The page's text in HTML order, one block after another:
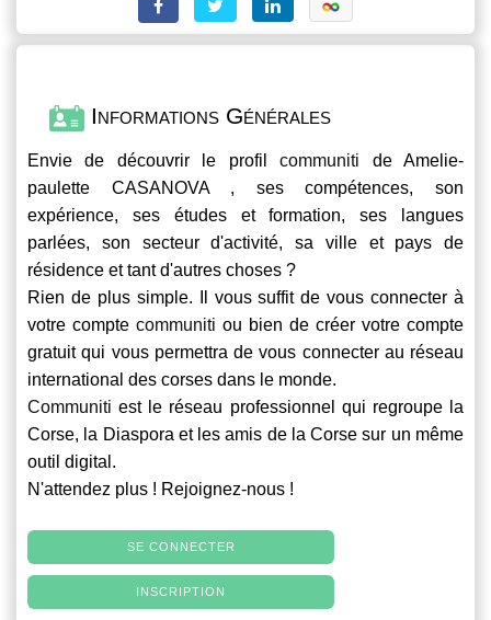
Informations Générales
Envie de découvrir le profilcommuniti de Amelie-
paulette CASANOVA , ses compétences, son
expérience, ses études et formation, ses langues
parlées, son secteur d'activité, sa ville et pays de
résidence et tant d'autres choses ?
Rien de plus simple. Il vous suffit de vous connecter à
votre compte communiti ou bien de créer votre compte
gratuit qui vous permettra de vous connecter au réseau
international des corses dans le monde.
Communiti est le réseau professionnel qui regroupe la
Corse, la Diaspora et les amis de la Corse sur un même
outil digital.
N'attendez plus ! Rejoignez-nous !
SE CONNECTER
INSCRIPTION